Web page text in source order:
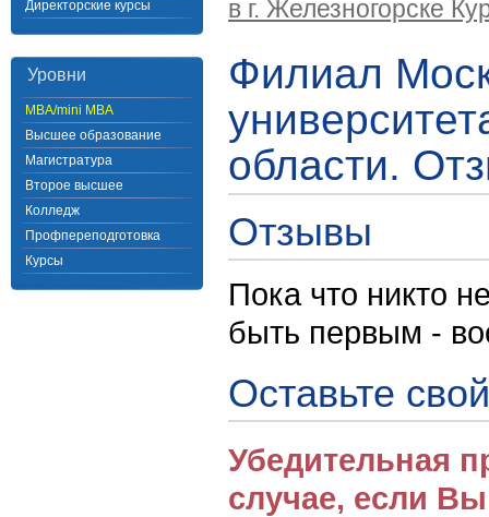
Директорские курсы
Уровни
MBA/mini MBA
Высшее образование
Магистратура
Второе высшее
Колледж
Профпереподготовка
Курсы
в г. Железногорске
Филиал
области.
Отзывы
Пока что никто
быть первым -
Оставьте
Убедительная
случае, если